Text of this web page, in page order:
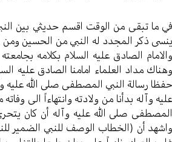
في ما تبقى من الوقت اقسم حديثي بين
ينسى ذكر المجدد له النبي من الحسين
والامام الصادق عليه السلام بكلامه
وهناك مداد العلماء امامنا الصادق عليه
حفظا رسالة النبي المصطفى صلى الله عليه
عليه وآله بدأنا من ولادته وانتهاءاً الى
المصطفى صلى الله عليه وآله أن كان
واشهد أن (الخطاب الوصف للنبي الضمير